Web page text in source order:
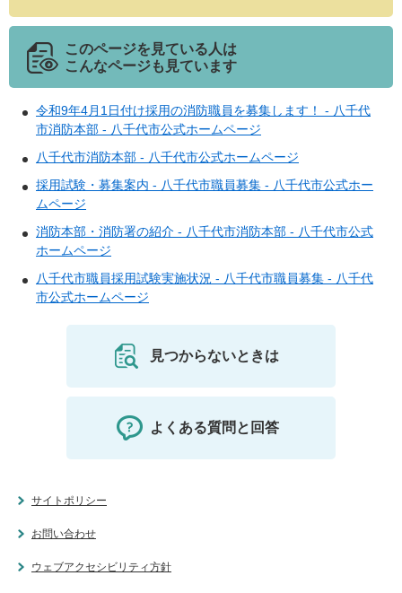
このページを見ている人は
こんなページも見ています
令和9年4月1日付け採用の消防職員を募集します！ - 八千代
市消防本部 - 八千代市公式ホームページ
八千代市消防本部 - 八千代市公式ホームページ
採用試験・募集案内 - 八千代市職員募集 - 八千代市公式ホー
ムページ
消防本部・消防署の紹介 - 八千代市消防本部 - 八千代市公式
ホームページ
八千代市職員採用試験実施状況 - 八千代市職員募集 - 八千代
市公式ホームページ
見つからないときは
よくある質問と回答
サイトポリシー
お問い合わせ
ウェブアクセシビリティ方針